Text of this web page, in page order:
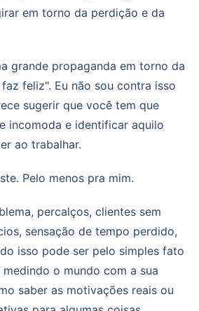
em torno da perdição e da
grande propaganda em torno da
feliz". Eu não sou contra isso
sugerir que você tem que
incomoda e identificar aquilo
ao trabalhar.
Pelo menos pra mim.
percalços, clientes sem
sensação de tempo perdido,
isso pode ser pelo simples fato
o mundo com a sua
saber as motivações reais ou